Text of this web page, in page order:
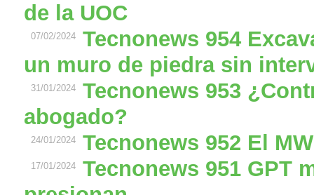
de la UOC
07/02/2024
Tecnonews 954
un muro de piedra sin
31/01/2024
Tecnonews 953
abogado?
24/01/2024 Tecnonews 952 El
17/01/2024
Tecnonews 951 GPT